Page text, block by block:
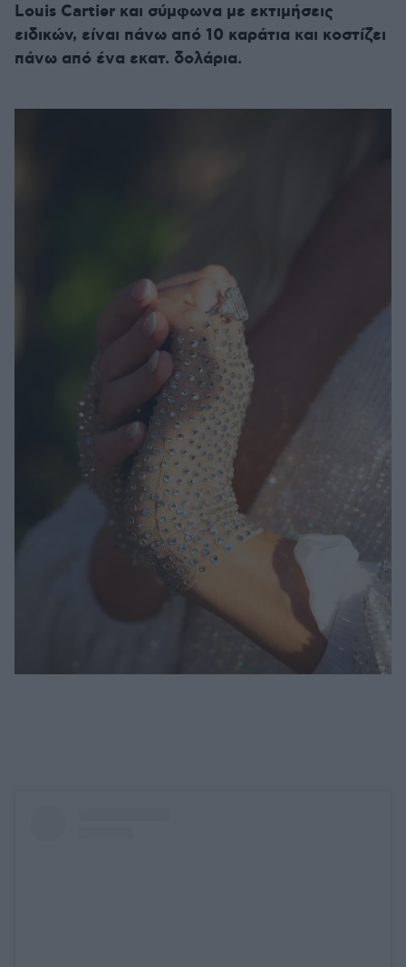
Louis Cartier και σύμφωνα με εκτιμήσεις
ειδικών, είναι πάνω από 10 καράτια και κοστίζει
πάνω από ένα εκατ. δολάρια.